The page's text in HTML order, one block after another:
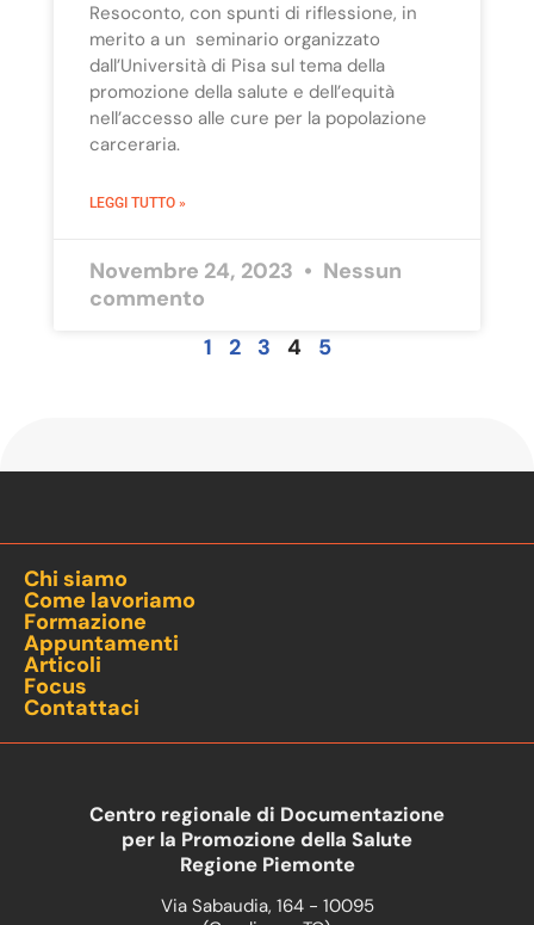
Resoconto, con spunti di riflessione, in
merito a un seminario organizzato
dall’Università di Pisa sul tema della
promozione della salute e dell’equità
nell’accesso alle cure per la popolazione
carceraria.
LEGGI TUTTO »
Novembre 24, 2023
Nessun
commento
1
2 3 4 5
Chi siamo
Come lavoriamo
Formazione
Appuntamenti
Articoli
Focus
Contattaci
Centro regionale di Documentazione
per la Promozione della Salute
Regione Piemonte
Via Sabaudia, 164 - 10095